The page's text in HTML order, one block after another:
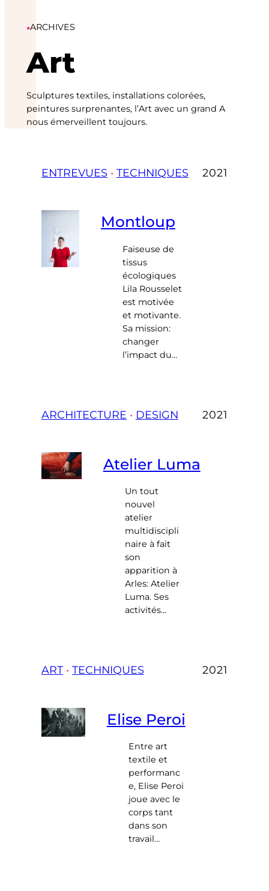
•ARCHIVES
Art
Sculptures textiles, installations colorées,
peintures surprenantes, l’Art avec un grand A
nous émerveillent toujours.
ENTREVUES • TECHNIQUES 2021
Montloup
Faiseuse de
tissus
écologiques
Lila Rousselet
est motivée
et motivante.
Sa mission:
changer
l’impact du…
ARCHITECTURE • DESIGN 2021
Atelier Luma
Un tout
nouvel
atelier
multidiscipli
naire à fait
son
apparition à
Arles: Atelier
Luma. Ses
activités…
ART • TECHNIQUES 2021
Elise Peroi
Entre art
textile et
performanc
e, Elise Peroi
joue avec le
corps tant
dans son
travail…